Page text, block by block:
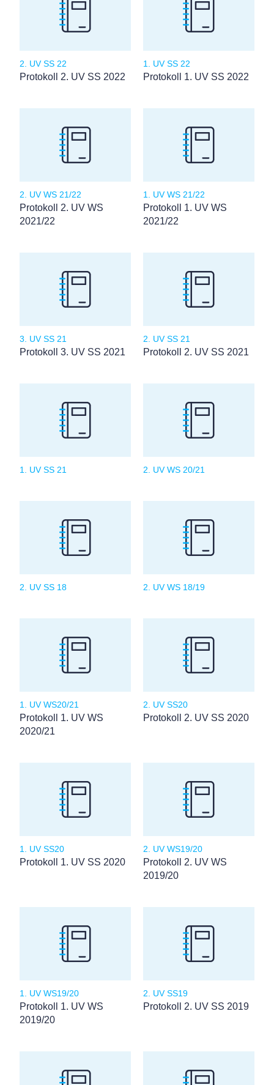
2. UV SS 22
Protokoll 2. UV SS 2022
1. UV SS 22
Protokoll 1. UV SS 2022
2. UV WS 21/22
Protokoll 2. UV WS
2021/22
1. UV WS 21/22
Protokoll 1. UV WS
2021/22
3. UV SS 21
Protokoll 3. UV SS 2021
2. UV SS 21
Protokoll 2. UV SS 2021
1. UV SS 21 2. UV WS 20/21
2. UV SS 18 2. UV WS 18/19
1. UV WS20/21
Protokoll 1. UV WS
2020/21
2. UV SS20
Protokoll 2. UV SS 2020
1. UV SS20
Protokoll 1. UV SS 2020
2. UV WS19/20
Protokoll 2. UV WS
2019/20
1. UV WS19/20
Protokoll 1. UV WS
2019/20
2. UV SS19
Protokoll 2. UV SS 2019